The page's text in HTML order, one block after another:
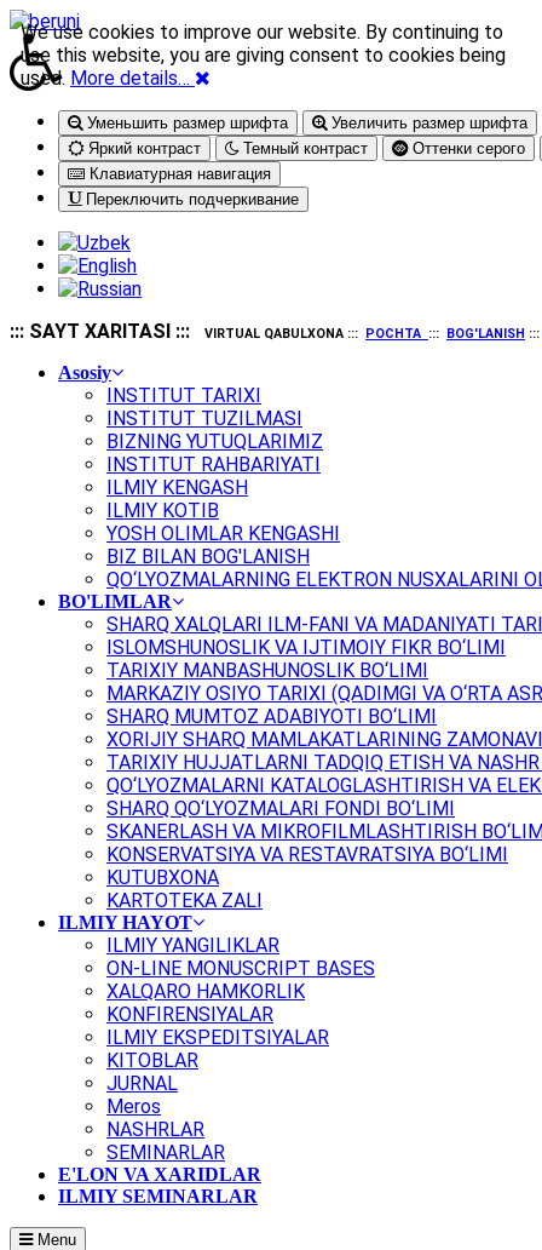
Уменьшить размер шрифта
Увеличить размер шрифта
Яркий контраст
Темный контраст
Оттенки серого
Клавиатурная навигация
Переключить подчеркивание
::: SAYT XARITASI ::: VIRTUAL QABULXONA ::: POCHTA ::: BOG'LANISH
Asosiy
INSTITUT TARIXI
INSTITUT TUZILMASI
BIZNING YUTUQLARIMIZ
INSTITUT RAHBARIYATI
ILMIY KENGASH
ILMIY KOTIB
YOSH OLIMLAR KENGASHI
BIZ BILAN BOG'LANISH
QO‘LYOZMALARNING ELEKTRON NUSXALARINI
BO'LIMLAR
SHARQ XALQLARI ILM-FANI VA MADANIYATI
ISLOMSHUNOSLIK VA IJTIMOIY FIKR BO‘LIMI
TARIXIY MANBASHUNOSLIK BO‘LIMI
MARKAZIY OSIYO TARIXI (QADIMGI VA O‘RTA
SHARQ MUMTOZ ADABIYOTI BO‘LIMI
XORIJIY SHARQ MAMLAKATLARINING
TARIXIY HUJJATLARNI TADQIQ ETISH VA
QO‘LYOZMALARNI KATALOGLASHTIRISH VA
SHARQ QO‘LYOZMALARI FONDI BO‘LIMI
SKANERLASH VA MIKROFILMLASHTIRISH
KONSERVATSIYA VA RESTAVRATSIYA BO‘LIMI
KUTUBXONA
KARTOTEKA ZALI
ILMIY HAYOT
ILMIY YANGILIKLAR
ON-LINE MONUSCRIPT BASES
XALQARO HAMKORLIK
KONFIRENSIYALAR
ILMIY EKSPEDITSIYALAR
KITOBLAR
JURNAL
Meros
NASHRLAR
SEMINARLAR
E'LON VA XARIDLAR
ILMIY SEMINARLAR
Menu
We use cookies to improve our website. By continuing to
use this website, you are giving consent to cookies being
used. More details…